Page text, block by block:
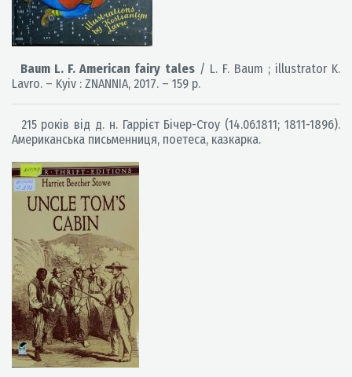
Baum L. F. American fairy tales/ L. F. Baum ; illustrator K.
Lavro. – Kyiv : ZNANNIA, 2017. – 159 p.
215 років від д. н. Гаррієт Бічер-Стоу (14.06.1811; 1811-1896).
Американська письменниця, поетеса, казкарка.